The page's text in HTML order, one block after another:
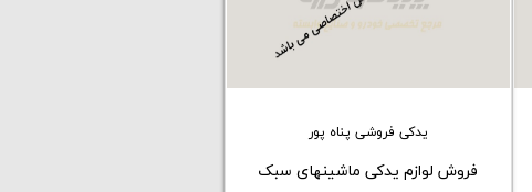
یدکی فروشی پناه پور
فروش لوازم یدکی ماشینهای سبک